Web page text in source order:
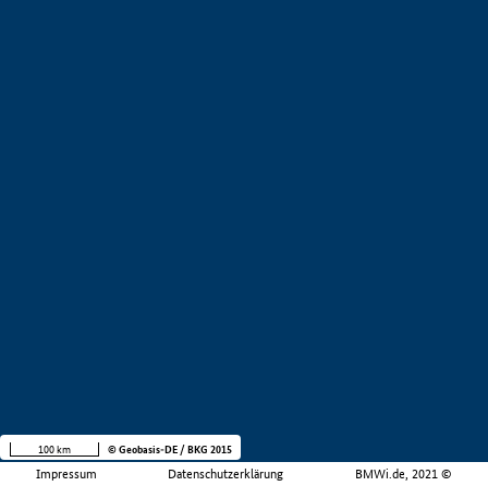
Impressum Datenschutzerklärung BMWi.de, 2021 ©
100 km © Geobasis-DE / BKG 2015